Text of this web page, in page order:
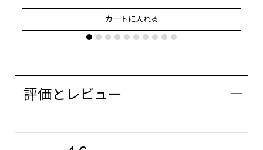
カートに入れる
評価とレビュー